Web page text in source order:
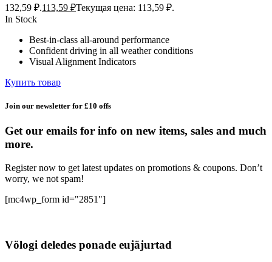
132,59 ₽.113,59 ₽Текущая цена: 113,59 ₽.
In Stock
Best-in-class all-around performance
Confident driving in all weather conditions
Visual Alignment Indicators
Купить товар
Join our newsletter for £10 offs
Get our emails for info on new items, sales and much
more.
Register now to get latest updates on promotions & coupons. Don’t
worry, we not spam!
[mc4wp_form id="2851"]
Völogi deledes ponade eujäjurtad